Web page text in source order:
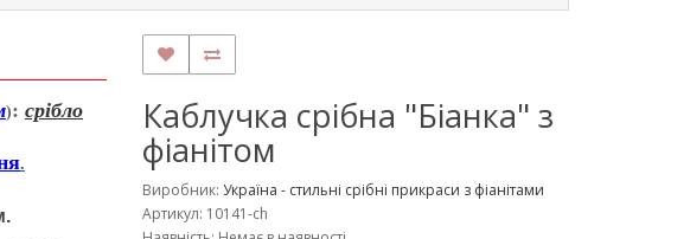
): срібло
.
Каблучка срібна "Біанка" з
фіанітом
Виробник: Україна - стильні срібні прикраси з фіанітами
Артикул: 10141-ch